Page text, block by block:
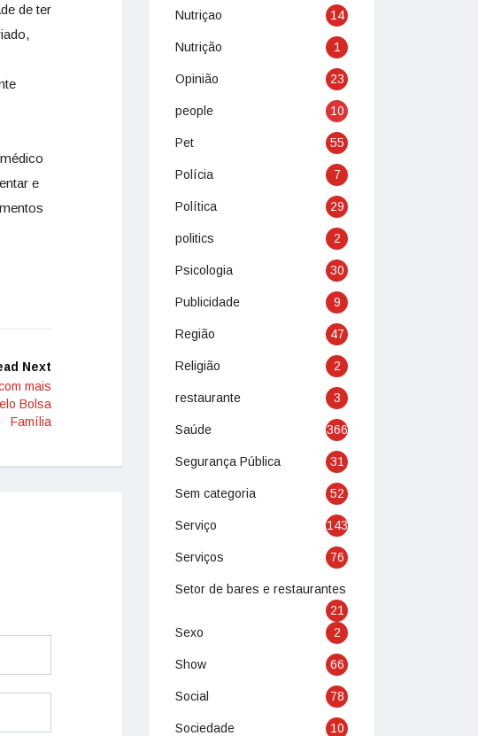
de ter
e
Next
mais
Bolsa
Família
Nutriçao 14
Nutrição 1
Opinião 23
people 10
Pet 55
Polícia 7
Política 29
politics 2
Psicologia 30
Publicidade 9
Região 47
Religião 2
restaurante 3
Saúde 366
Segurança Pública 31
Sem categoria 52
Serviço 143
Serviços 76
Setor de bares e restaurantes
21
Sexo
2
Show 66
Social 78
Sociedade 10